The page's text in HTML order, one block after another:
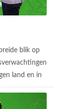
blik op
land en in